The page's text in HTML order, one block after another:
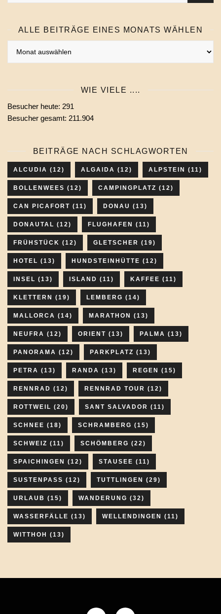
ALLE BEITRÄGE EINES MONATS WÄHLEN
wählen
WIE VIELE ....
Besucher heute: 291
Besucher gesamt: 211.904
BEITRÄGE NACH SCHLAGWORTEN
ALCUDIA (12) ALGAIDA (12) ALPSTEIN (11)
BOLLENWEES (12) CAMPINGPLATZ (12)
CAN PICAFORT (11) DONAU (13)
DONAUTAL (12) FLUGHAFEN (11)
FRÜHSTÜCK (12) GLETSCHER (19)
HOTEL (13) HUNDSTEINHÜTTE (12)
INSEL (13) ISLAND (11) KAFFEE (11)
KLETTERN (19) LEMBERG (14)
MALLORCA (14) MARATHON (13)
NEUFRA (12) ORIENT (13) PALMA (13)
PANORAMA (12) PARKPLATZ (13)
PETRA (13) RANDA (13) REGEN (15)
RENNRAD (12) RENNRAD TOUR (12)
ROTTWEIL (20) SANT SALVADOR (11)
SCHNEE (18) SCHRAMBERG (15)
SCHWEIZ (11) SCHÖMBERG (22)
SPAICHINGEN (12) STAUSEE (11)
SUSTENPASS (12) TUTTLINGEN (29)
URLAUB (15) WANDERUNG (32)
WASSERFÄLLE (13) WELLENDINGEN (11)
WITTHOH (13)